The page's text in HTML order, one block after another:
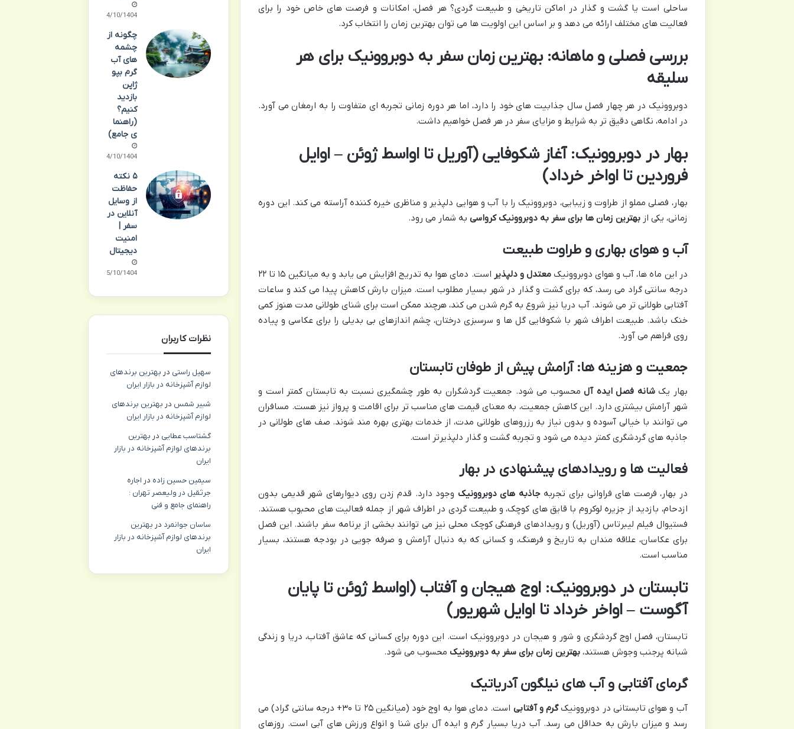
ساحلی است یا گشت و گذار در اماکن تاریخی و طبیعت گردی؟ هر فصل، امکانات و فرصت های خاص خود را برای
فعالیت های مختلف ارائه می دهد و بر اساس این اولویت ها می توان بهترین زمان را انتخاب کرد.
بررسی فصلی و ماهانه: بهترین زمان سفر به دوبروونیک برای هر
سلیقه
دوبروونیک در هر چهار فصل سال جذابیت های خود را دارد، اما هر دوره زمانی تجربه ای متفاوت را به ارمغان می آورد.
در ادامه، نگاهی دقیق تر به شرایط و مزایای سفر در هر فصل خواهیم داشت.
بهار در دوبروونیک: آغاز شکوفایی (آوریل تا اواسط ژوئن – اوایل
فروردین تا اواخر خرداد)
بهار، فصلی مملو از طراوت و زیبایی، دوبروونیک را با آب و هوایی دلپذیر و مناظری خیره کننده آراسته می کند. این دوره
زمانی، یکی ازبهترین زمان ها برای سفر به دوبروونیک کرواسی به شمار می رود.
آب و هوای بهاری و طراوت طبیعت
در این ماه ها، آب و هوای دوبروونیکمعتدل و دلپذیر
است. دمای هوا به تدریج افزایش می یابد و به میانگین ۱۵ تا ۲۲
درجه سانتی گراد می رسد، که برای گشت و گذار در شهر بسیار مطلوب است. میزان بارش کاهش پیدا می کند و ساعات
آفتابی طولانی تر می شوند. آب دریا نیز شروع به گرم شدن می کند، هرچند ممکن است برای شنای طولانی مدت هنوز کمی
خنک باشد. طبیعت اطراف شهر با شکوفایی گل ها و سرسبزی درختان، چشم اندازهای بی بدیلی را برای عکاسی و پیاده
روی فراهم می آورد.
جمعیت و هزینه ها: آرامش پیش از طوفان تابستان
بهار یکشانه فصل ایده آلمحسوب می شود. جمعیت گردشگران به طور چشمگیری نسبت به تابستان کمتر است و
شهر آرامش بیشتری دارد. این کاهش جمعیت، به معنای قیمت های مناسب تر برای اقامت و پرواز نیز هست. مسافران
می توانند با خیالی آسوده و بدون نیاز به رزروهای طولانی مدت، از خدمات بهتری بهره مند شوند. صف های طولانی در
جاذبه های گردشگری کمتر دیده می شود و تجربه گشت و گذار دلپذیرتر است.
فعالیت ها و رویدادهای پیشنهادی در بهار
در بهار، فرصت های فراوانی برای تجربهجاذبه های دوبروونیک وجود دارد. قدم زدن روی دیوارهای شهر قدیمی بدون
ازدحام، بازدید از جزیره لوکروم با قایق های کوچک، و طبیعت گردی در اطراف شهر از جمله فعالیت های محبوب هستند.
فستیوال فیلم لیبرتاس (آوریل) و رویدادهای فرهنگی کوچک محلی نیز می توانند بخشی از برنامه سفر باشند. این فصل
برای عکاسان، علاقه مندان به تاریخ و فرهنگ، و کسانی که به دنبال آرامش و صرفه جویی در بودجه هستند، بسیار
مناسب است.
تابستان در دوبروونیک: اوج هیجان و آفتاب (اواسط ژوئن تا پایان
آگوست – اواخر خرداد تا اوایل شهریور)
تابستان، فصل اوج گردشگری و شور و هیجان در دوبروونیک است. این دوره برای کسانی که عاشق آفتاب، دریا و زندگی
شبانه پرجنب وجوش هستند،بهترین زمان برای سفر به دوبروونیک محسوب می شود.
گرمای آفتابی و آب های نیلگون آدریاتیک
آب و هوای تابستانی در دوبروونیکگرم و آفتابی
است. دمای هوا به اوج خود (میانگین ۲۵ تا ۳۰+ درجه سانتی گراد) می
رسد و میزان بارش به حداقل می رسد. آب دریا بسیار گرم و ایده آل برای شنا و انواع ورزش های آبی است. روزهای
14/10/1404
چگونه از
چشمه
های آب
گرم بپو
ژاپن
بازدید
کنیم؟
(راهنما
ی جامع)
14/10/1404
۵ نکته
حفاظت
از وسایل
آنلاین در
سفر |
امنیت
دیجیتال
15/10/1404
نظرات کاربران
سهیل راستی در بهترین برندهای
لوازم آشپزخانه در بازار ایران
شبیر شمس در بهترین برندهای
لوازم آشپزخانه در بازار ایران
گشتاسب عطایی در بهترین
برندهای لوازم آشپزخانه در بازار
ایران
سیمین حسین زاده در اجاره
جرثقیل در ولیعصر تهران :
راهنمای جامع و فنی
ساسان جوانمرد در بهترین
برندهای لوازم آشپزخانه در بازار
ایران